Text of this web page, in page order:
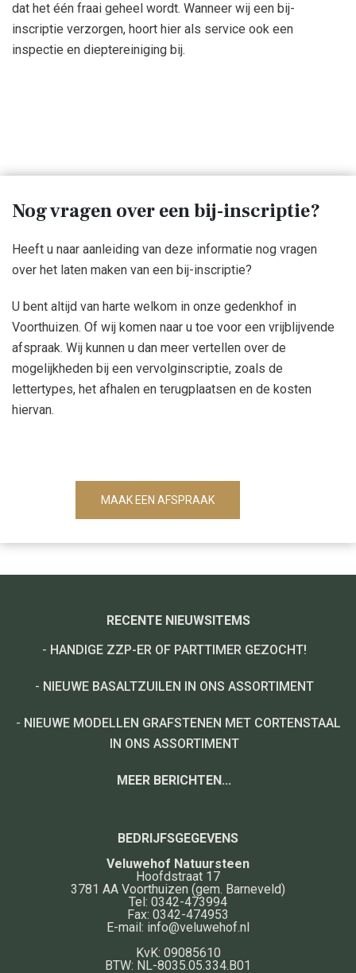
dat het één fraai geheel wordt. Wanneer wij een bij-
inscriptie verzorgen, hoort hier als service ook een
inspectie en dieptereiniging bij.
Nog vragen over een bij-inscriptie?
Heeft u naar aanleiding van deze informatie nog vragen
over het laten maken van een bij-inscriptie?
U bent altijd van harte welkom in onze gedenkhof in
Voorthuizen. Of wij komen naar u toe voor een vrijblijvende
afspraak. Wij kunnen u dan meer vertellen over de
mogelijkheden bij een vervolginscriptie, zoals de
lettertypes, het afhalen en terugplaatsen en de kosten
hiervan.
MAAK EEN AFSPRAAK
BEDRIJFSGEGEVENS
Veluwehof Natuursteen
Hoofdstraat 17
3781 AA Voorthuizen (gem. Barneveld)
Tel: 0342-473994
Fax: 0342-474953
E-mail: info@veluwehof.nl
KvK: 09085610
BTW: NL-8035.05.334.B01
RECENTE NIEUWSITEMS
- HANDIGE ZZP-ER OF PARTTIMER GEZOCHT!
- NIEUWE BASALTZUILEN IN ONS ASSORTIMENT
- NIEUWE MODELLEN GRAFSTENEN MET CORTENSTAAL
IN ONS ASSORTIMENT
MEER BERICHTEN...